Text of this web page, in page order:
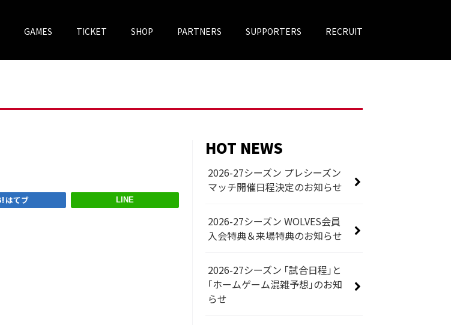
GAMES TICKET
チケットV
VOREAS MEGASTORE
SHOP PARTNERS SUPPORTERS RECRUIT
はてブ LINE
HOT NEWS
2026-27シーズン プレシーズン
マッチ開催日程決定のお知らせ
2026-27シーズン WOLVES会員
入会特典＆来場特典のお知らせ
2026-27シーズン 「試合日程」と
「ホームゲーム混雑予想」のお知
らせ